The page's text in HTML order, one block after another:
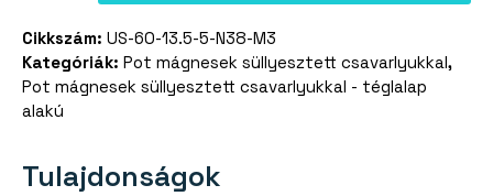
60×13,5×5
mm
mennyiség
Cikkszám: US-60-13.5-5-N38-M3
Kategóriák: Pot mágnesek süllyesztett csavarlyukkal,
Pot mágnesek süllyesztett csavarlyukkal - téglalap
alakú
Tulajdonságok